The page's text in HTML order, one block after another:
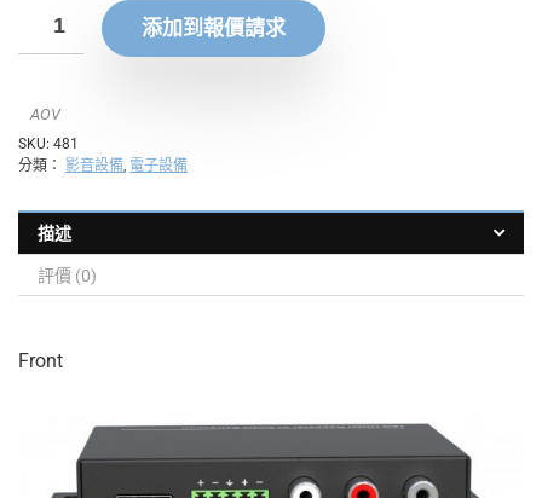
添加到報價請求
AOV
SKU: 481
分類： 影音設備, 電子設備
描述
評價 (0)
Front